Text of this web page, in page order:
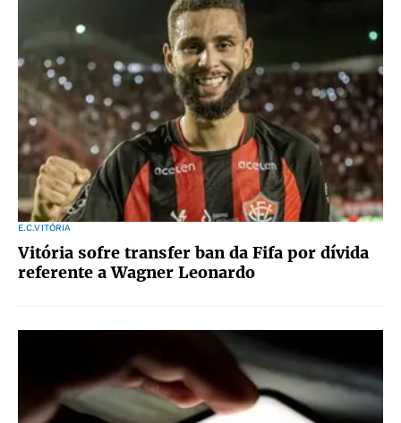
E.C.VITÓRIA
Vitória sofre transfer ban da Fifa por dívida
referente a Wagner Leonardo